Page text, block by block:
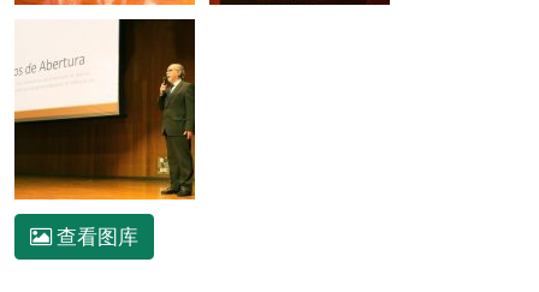
查看图库